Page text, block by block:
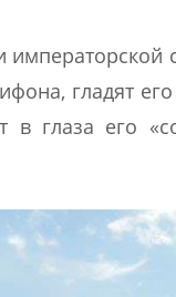
гладят
в глаза его